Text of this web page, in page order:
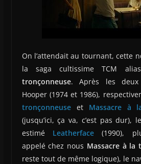
On l’attendait au tournant, cette
la saga cultissime TCM
tronçonneuse. Après les
Hooper (1974 et 1986),
tronçonneuseet Massacre à
(jusqu’ici, ça va, c’est pas dur),
estimé Leatherface (1990),
appelé chez nous Massacre à la
reste tout de même logique), le